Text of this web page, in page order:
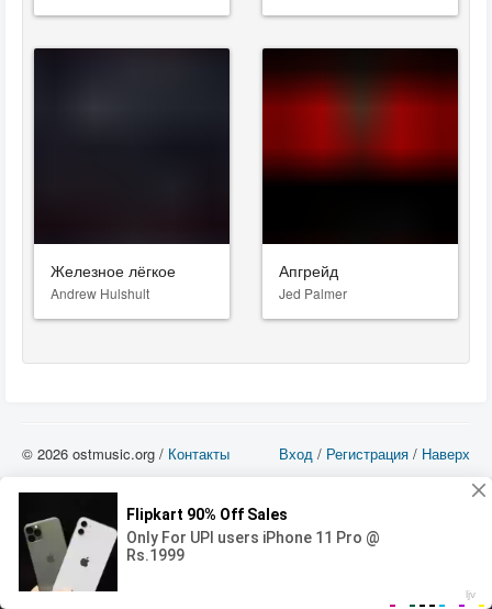
00:00
Железное лёгкое
Andrew Hulshult
Апгрейд
Jed Palmer
Вход / Регистрация / Наверх
© 2026 ostmusic.org / Контакты
можете использовать такие материалы только в том в случае, если
использование производится с ознакомительными целями - для прочих целей
вы должны приобрести лицензионную запись.